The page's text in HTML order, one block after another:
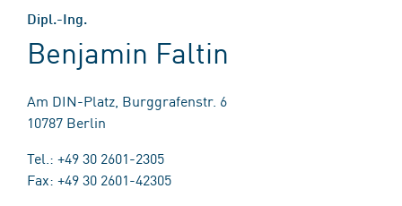
Dipl.-Ing.
Benjamin Faltin
Am DIN-Platz, Burggrafenstr. 6
10787 Berlin
Tel.: +49 30 2601-2305
Fax: +49 30 2601-42305